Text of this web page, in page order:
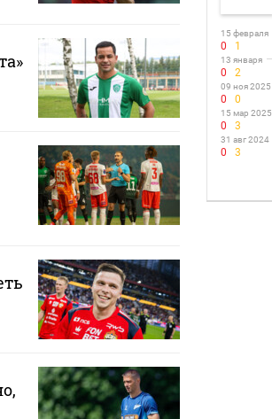
15 февраля
0 1
13 января
0 2
09 ноя 2025
0 0
15 мар 2025
0 3
31 авг 2024
0 3